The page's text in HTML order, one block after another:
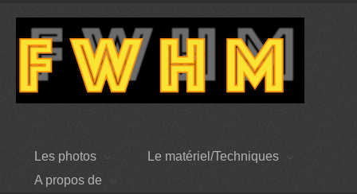
Les photos
Le matériel/Techniques
A propos de